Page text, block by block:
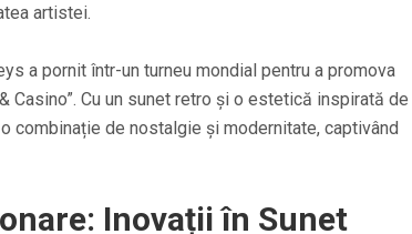
artistei.
a pornit într-un turneu mondial pentru a promova
Casino”. Cu un sunet retro și o estetică inspirată de
combinație de nostalgie și modernitate, captivând
Inovații în Sunet